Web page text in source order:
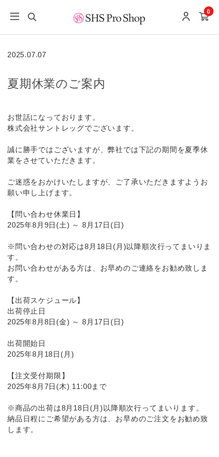
0
2025.07.07
夏期休業のご案内
お世話になっております。
株式会社サントレッグでございます。
誠に勝手ではございますが、弊社では下記の期間を夏季休
業をさせていただきます。
ご迷惑をおかけいたしますが、ご了承いただきますようお
願い申し上げます。
【問い合わせ休業日】
2025年8月9日(土) ～ 8月17日(日)
※問い合わせの対応は8月18日(月)以降順次行ってまいりま
す。
お問い合わせがある方は、お早めのご連絡をお勧め致しま
す。
【出荷スケジュール】
出荷停止日
2025年8月8日(金) ～ 8月17日(日)
出荷開始日
2025年8月18日(月)
【注文受付期限】
2025年8月7日(木) 11:00まで
※商品の出荷は8月18日(月)以降順次行ってまいります。
納品日程にご希望がある方は、お早めのご注文をお勧め致
します。